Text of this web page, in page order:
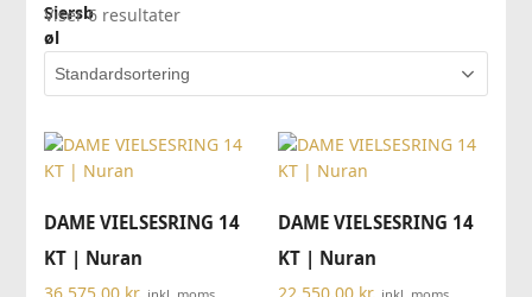
Viser 6 resultater
DAME VIELSESRING 14
KT | Nuran
DAME VIELSESRING 14
KT | Nuran